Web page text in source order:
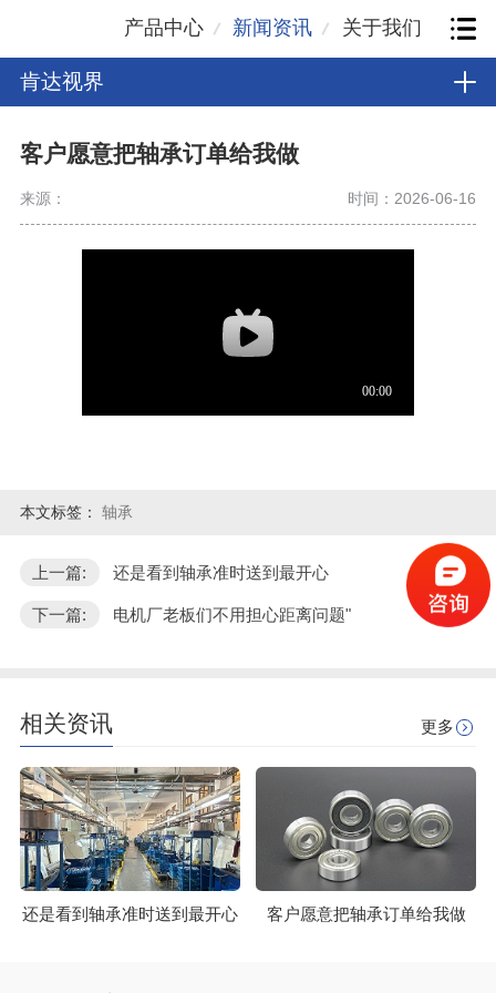
产品中心 新闻资讯 关于我们
肯达视界
客户愿意把轴承订单给我做
来源： 时间：2026-06-16
本文标签： 轴承
上一篇: 还是看到轴承准时送到最开心
下一篇: 电机厂老板们不用担心距离问题"
相关资讯 更多
还是看到轴承准时送到最开心 客户愿意把轴承订单给我做